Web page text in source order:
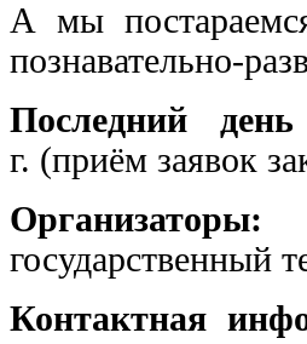
А мы
познавательно-
Последний
г. (приём заявок
Организаторы:
государственный
Контактная